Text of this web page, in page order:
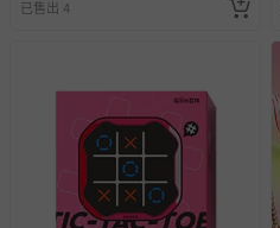
已售出 4